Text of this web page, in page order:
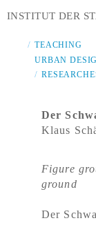
INSTITUT DER
TEACHING
URBAN
Der
Klaus
Figure
ground
Der